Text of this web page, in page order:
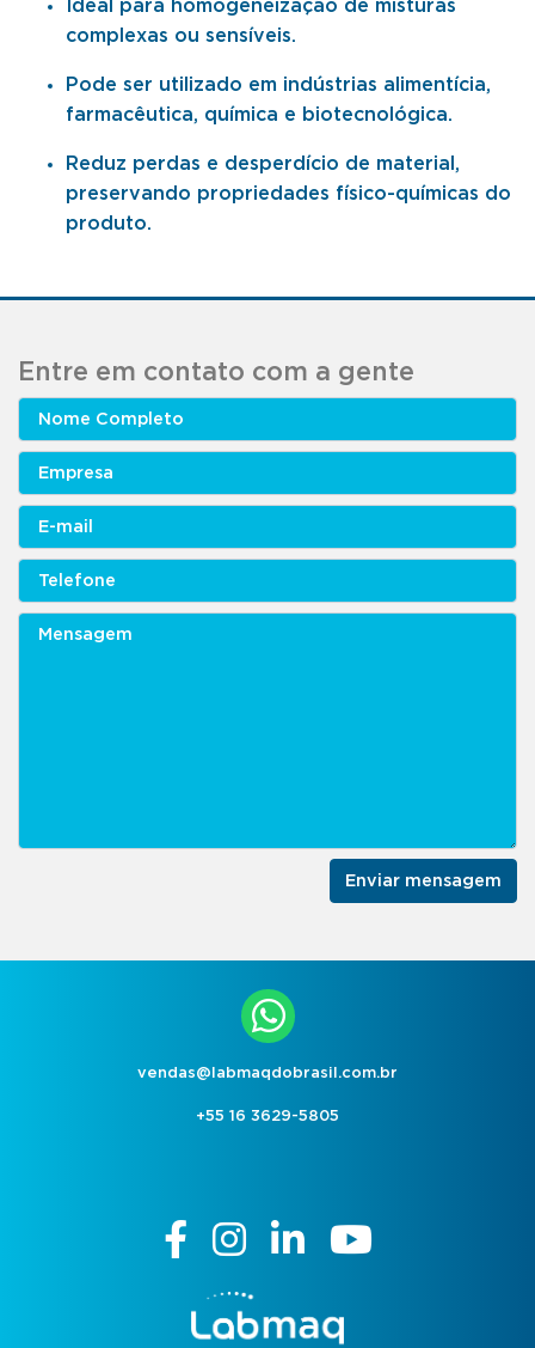
Ideal para homogeneização de misturas
complexas ou sensíveis.
Pode ser utilizado em indústrias alimentícia,
farmacêutica, química e biotecnológica.
Reduz perdas e desperdício de material,
preservando propriedades físico-químicas do
produto.
Entre em contato com a gente
Enviar mensagem
vendas@labmaqdobrasil.com.br
+55 16 3629-5805